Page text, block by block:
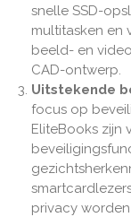
snelle SSD-
multitasken en
beeld- en
CAD-ontwerp.
Uitstekende
focus op
EliteBooks zijn
privacy